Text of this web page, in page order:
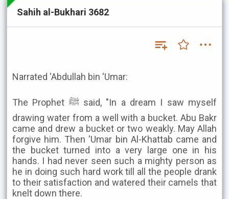
Sahih al-Bukhari 3682
Narrated 'Abdullah bin 'Umar:
The Prophet ﷺ said, "In a dream I saw myself
drawing water from a well with a bucket. Abu Bakr
came and drew a bucket or two weakly. May Allah
forgive him. Then 'Umar bin Al-Khattab came and
the bucket turned into a very large one in his
hands. I had never seen such a mighty person as
he in doing such hard work till all the people drank
to their satisfaction and watered their camels that
knelt down there.